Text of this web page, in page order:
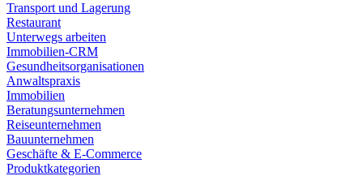
Transport und Lagerung
Restaurant
Unterwegs arbeiten
Immobilien-CRM
Gesundheitsorganisationen
Anwaltspraxis
Immobilien
Beratungsunternehmen
Reiseunternehmen
Bauunternehmen
Geschäfte & E-Commerce
Produktkategorien